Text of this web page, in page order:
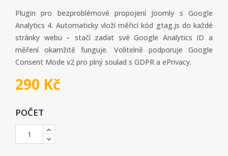
Plugin pro bezproblémové propojení Joomly s Google
Analytics 4. Automaticky vloží měřicí kód gtag.js do každé
stránky webu – stačí zadat své Google Analytics ID a
měření okamžitě funguje. Volitelně podporuje Google
Consent Mode v2 pro plný soulad s GDPR a ePrivacy.
290 Kč
POČET